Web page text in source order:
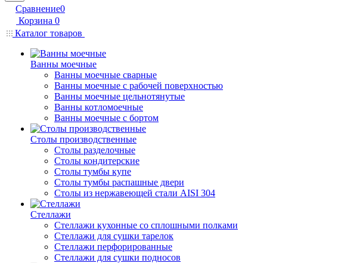
Сравнение0
Корзина 0
Каталог товаров
Ванны моечные
Ванны моечные сварные
Ванны моечные с рабочей поверхностью
Ванны моечные цельнотянутые
Ванны котломоечные
Ванны моечные с бортом
Столы производственные
Столы разделочные
Столы кондитерские
Столы тумбы купе
Столы тумбы распашные двери
Столы из нержавеющей стали AISI 304
Стеллажи
Стеллажи кухонные со сплошными полками
Стеллажи для сушки тарелок
Стеллажи перфорированные
Стеллажи для сушки подносов